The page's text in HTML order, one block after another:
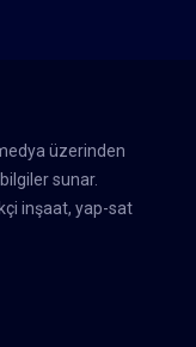
üzerinden
sunar.
inşaat, yap-sat